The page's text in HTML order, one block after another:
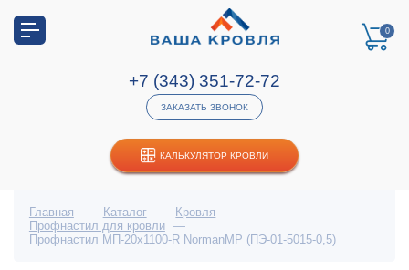
КАЛЬКУЛЯТОР КРОВЛИ
0
+7 (343) 351-72-72
ЗАКАЗАТЬ ЗВОНОК
Главная — Каталог — Кровля
—
Профнастил для кровли
—
Профнастил МП-20x1100-R NormanMP (ПЭ-01-5015-0,5)